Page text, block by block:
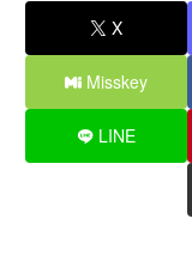
X
Misskey
LINE